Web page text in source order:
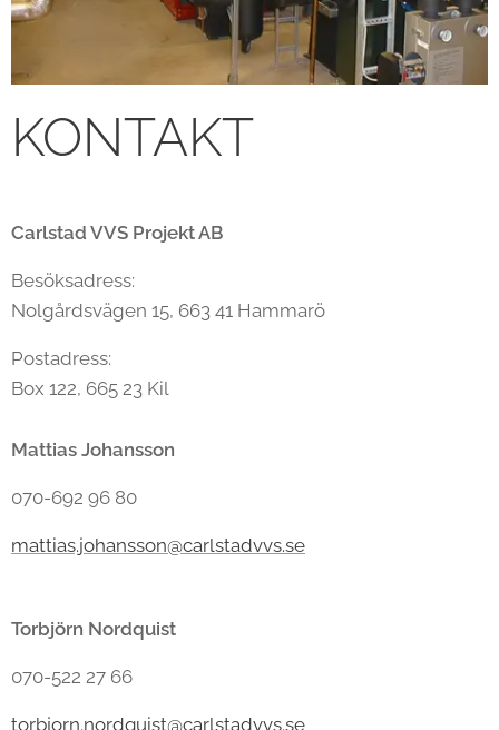
KONTAKT
Carlstad VVS Projekt AB
Besöksadress:
Nolgårdsvägen 15, 663 41 Hammarö
Postadress:
Box 122, 665 23 Kil
Mattias Johansson
070-692 96 80
mattias.johansson@carlstadvvs.se
Torbjörn Nordquist
070-522 27 66
torbjorn.nordquist@carlstadvvs.se